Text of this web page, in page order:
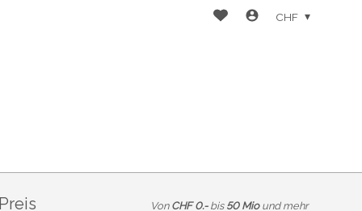
CHF
Von CHF 0.- bis 50 Mio und mehr